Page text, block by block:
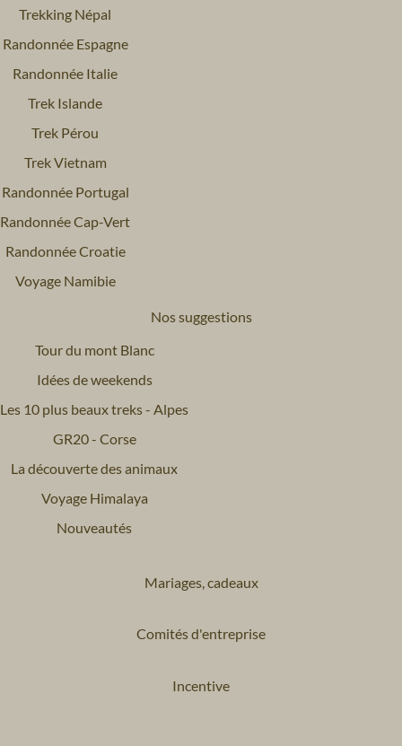
Trekking Népal
Randonnée Espagne
Randonnée Italie
Trek Islande
Trek Pérou
Trek Vietnam
Randonnée Portugal
Randonnée Cap-Vert
Randonnée Croatie
Voyage Namibie
Nos suggestions
Tour du mont Blanc
Idées de weekends
Les 10 plus beaux treks - Alpes
GR20 - Corse
La découverte des animaux
Voyage Himalaya
Nouveautés
Mariages, cadeaux
Comités d'entreprise
Incentive